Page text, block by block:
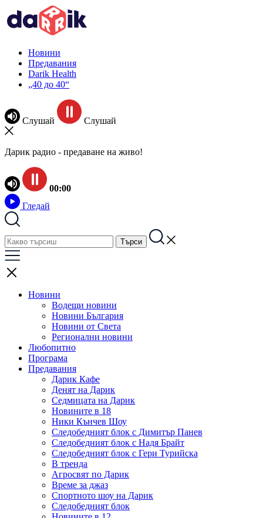
Новини
Предавания
Darik Health
„40 до 40“
Слушай Слушай
Дарик радио - предаване на живо!
00:00
Гледай
Новини
Водещи новини
Новини България
Новини от Света
Регионални новини
Любопитно
Програма
Предавания
Дарик Кафе
Денят на Дарик
Седмицата на Дарик
Новините в 18
Ники Кънчев Шоу
Следобедният блок с Димитър Панев
Следобедният блок с Надя Брайт
Следобедният блок с Гери Турийска
В тренда
Агросвят по Дарик
Време за джаз
Спортното шоу на Дарик
Следобедният блок